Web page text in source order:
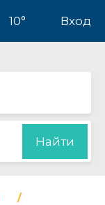
10° Вход
Найти